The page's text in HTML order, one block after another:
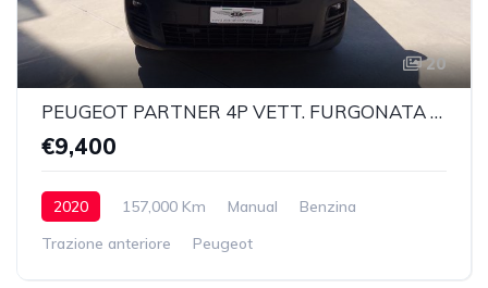
20
PEUGEOT PARTNER 4P VETT. FURGONATA L1 BLUEHDI 100CV PREMIUM
€9,400
2020 157,000 Km Manual
Benzina
Trazione anteriore
Peugeot